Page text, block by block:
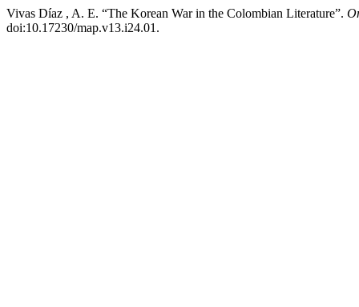
Vivas Díaz , A. E. “The Korean War in the Colombian Literature”.
doi:10.17230/map.v13.i24.01.